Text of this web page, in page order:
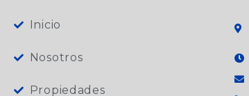
Inicio
Nosotros
Propiedades